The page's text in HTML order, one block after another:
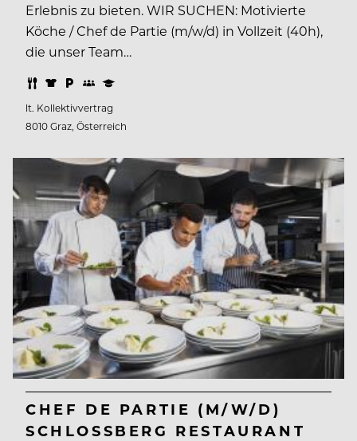
Erlebnis zu bieten. WIR SUCHEN: Motivierte
Köche / Chef de Partie (m/w/d) in Vollzeit (40h),
die unser Team…
lt. Kollektivvertrag
8010 Graz, Österreich
CHEF DE PARTIE (M/W/D)
SCHLOSSBERG RESTAURANT